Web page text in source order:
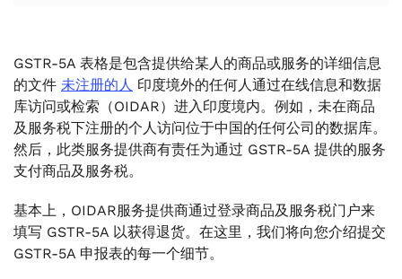
GSTR-5A 表格是包含提供给某人的商品或服务的详细信息
的文件 未注册的人 印度境外的任何人通过在线信息和数据
库访问或检索（OIDAR）进入印度境内。例如，未在商品
及服务税下注册的个人访问位于中国的任何公司的数据库。
然后，此类服务提供商有责任为通过 GSTR-5A 提供的服务
支付商品及服务税。
基本上，OIDAR服务提供商通过登录商品及服务税门户来
填写 GSTR-5A 以获得退货。在这里，我们将向您介绍提交
GSTR-5A 申报表的每一个细节。